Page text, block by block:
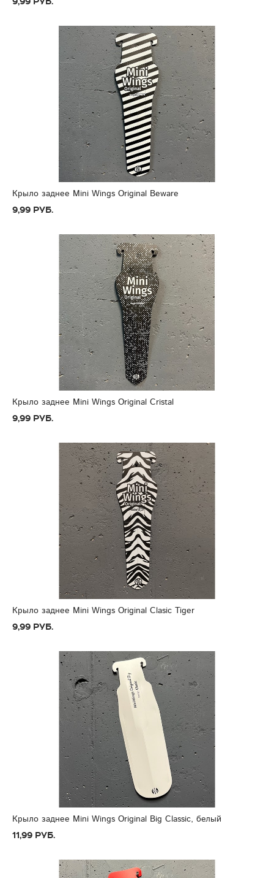
Крыло заднее Mini Wings Original Beware
9,99 руб.
Крыло заднее Mini Wings Original Cristal
9,99 руб.
Крыло заднее Mini Wings Original Clasic Tiger
9,99 руб.
Крыло заднее Mini Wings Original Big Classic, белый
11,99 руб.